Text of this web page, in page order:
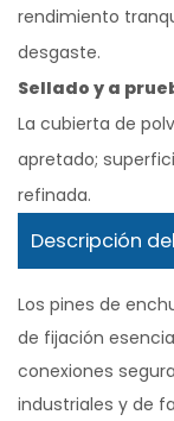
rendimiento
desgaste.
Sellado y a
La cubierta de
apretado;
refinada.
Descripción
Los pines de
de fijación
conexiones
industriales y de